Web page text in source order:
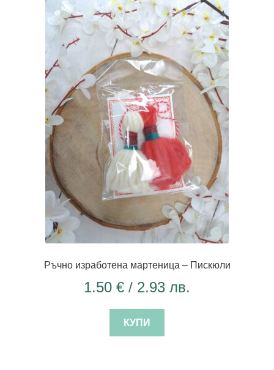
Ръчно изработена мартеница – Пискюли
1.50 € / 2.93 лв.
КУПИ